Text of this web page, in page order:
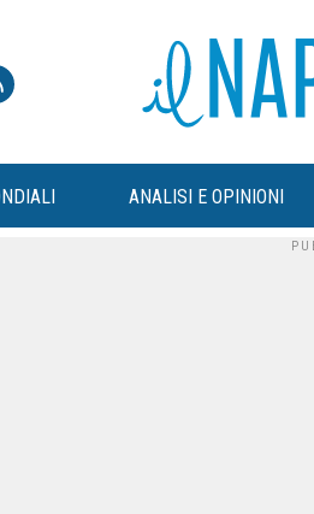
ANALISI E OPINIONI